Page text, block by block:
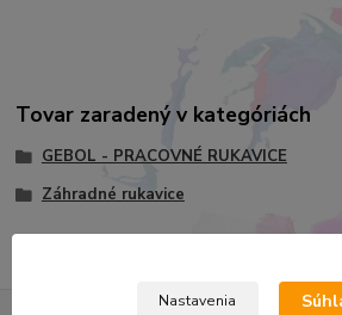
Tovar zaradený v kategóriách
GEBOL - PRACOVNÉ RUKAVICE
Záhradné rukavice
Nastavenia